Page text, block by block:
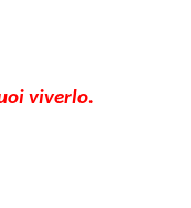
viverlo.